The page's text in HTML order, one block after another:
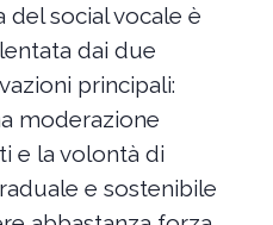
del social vocale è
dai due
principali:
moderazione
e la volontà di
e sostenibile